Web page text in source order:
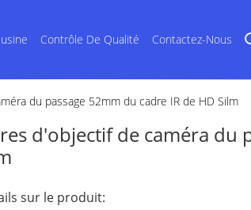
Contrôle De Qualité Contactez-Nous
du passage 52mm du cadre IR de HD Silm
d'objectif de caméra du
sur le produit: